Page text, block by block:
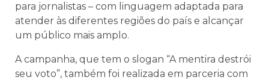
para jornalistas – com linguagem adaptada para
atender às diferentes regiões do país e alcançar
um público mais amplo.
A campanha, que tem o slogan “A mentira destrói
seu voto”, também foi realizada em parceria com